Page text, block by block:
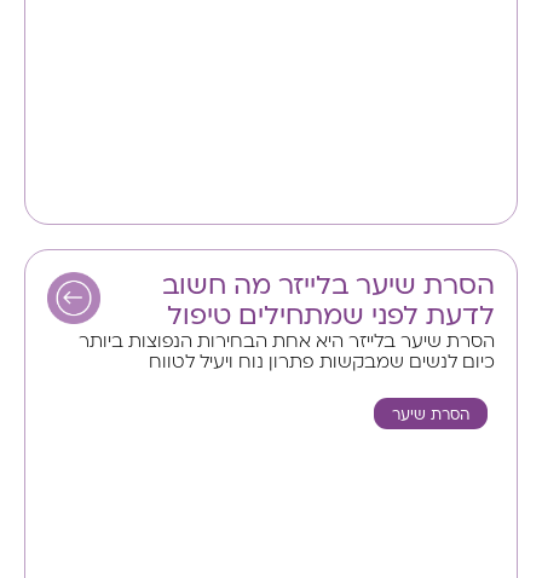
הסרת שיער בלייזר מה חשוב
לדעת לפני שמתחילים טיפול
הסרת שיער בלייזר היא אחת הבחירות הנפוצות ביותר
כיום לנשים שמבקשות פתרון נוח ויעיל לטווח
הסרת שיער